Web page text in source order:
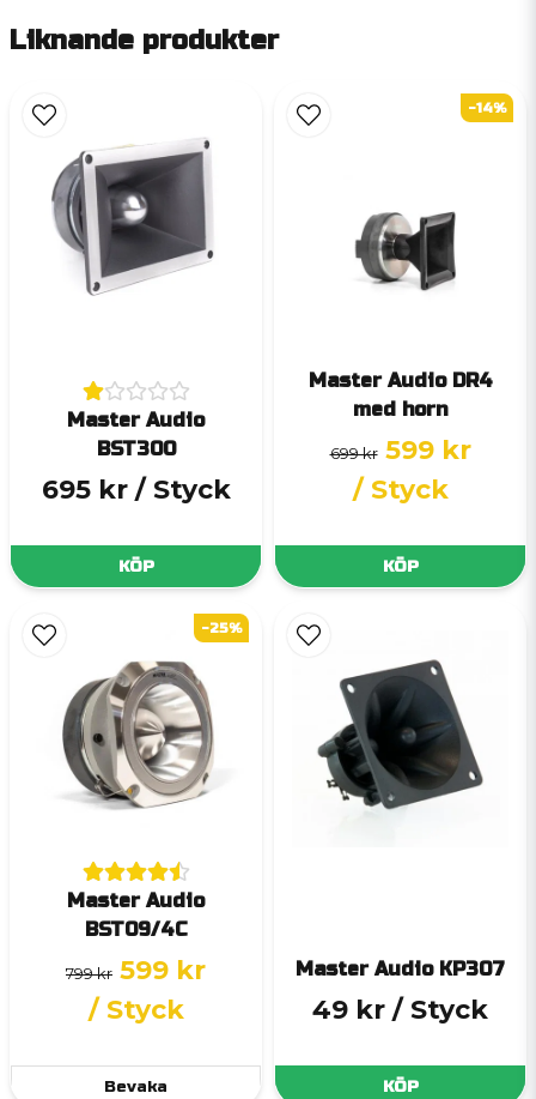
Liknande produkter
Master Audio
BST300
695 kr / Styck
KÖP
Master Audio DR4
med horn
699 kr 599 kr
/ Styck
KÖP
-14%
Master Audio
BST09/4C
799 kr 599 kr
/ Styck
Bevaka
-25%
Master Audio KP307
49 kr / Styck
KÖP